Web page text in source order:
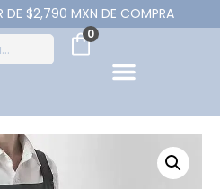
DE $2,790 MXN DE COMPRA
0